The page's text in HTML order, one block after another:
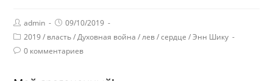
admin
09/10/2019
2019 / власть / Духовная война / лев / сердце / Энн Шику
0 комментариев